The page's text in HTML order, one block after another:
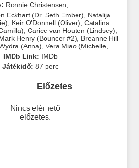
Ronnie Christensen
Eckhart (Dr. Seth Ember)
Natalija
Keir O'Donnell (Oliver) Catalina
,Carice van Houten (Lindsey)
Mark Henry (Bouncer #2)
Breanne Hill
(Anna) ,Vera Miao (Michelle
IMDb Link: IMDb
Játékidő: 87 perc
Előzetes
Nincs elérhető
előzetes.